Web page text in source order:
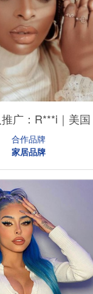
合作品牌
家居品牌